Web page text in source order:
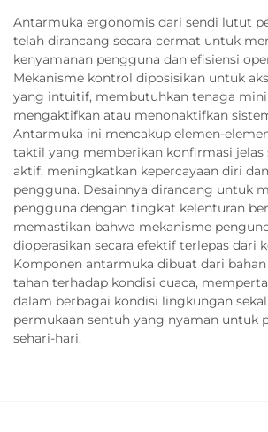
Antarmuka ergonomis dari sendi lutut
telah dirancang secara cermat untuk
kenyamanan pengguna dan efisiensi
Mekanisme kontrol diposisikan untuk
yang intuitif, membutuhkan tenaga
mengaktifkan atau menonaktifkan
Antarmuka ini mencakup elemen-
taktil yang memberikan konfirmasi jelas
aktif, meningkatkan kepercayaan diri
pengguna. Desainnya dirancang untuk
pengguna dengan tingkat kelenturan
memastikan bahwa mekanisme
dioperasikan secara efektif terlepas dari
Komponen antarmuka dibuat dari
tahan terhadap kondisi cuaca,
dalam berbagai kondisi lingkungan
permukaan sentuh yang nyaman untuk
sehari-hari.